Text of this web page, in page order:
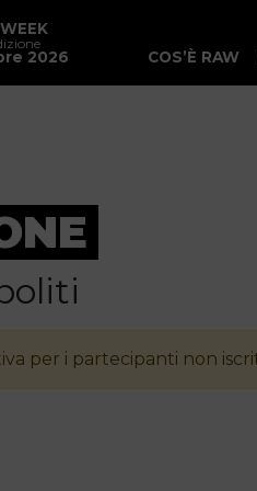
2026
COS’È RAW
per i partecipanti non